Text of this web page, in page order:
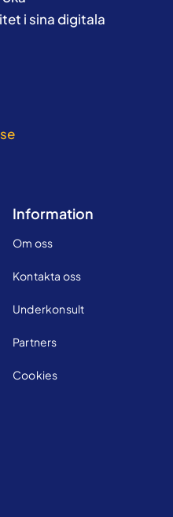
i sina digitala
Information
Om oss
Kontakta oss
Underkonsult
Partners
Cookies